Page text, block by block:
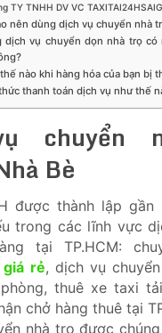
TY TNHH DV VC
nên dùng dịch vụ chuyển nhà
dịch vụ chuyển dọn nhà trọ có
thế nào khi hàng hóa của bạn bị
thanh toán dịch vụ như thế
chuyển
Bè
được thành lập gần
trong các lĩnh vực
tại TP.HCM:
giá rẻ, dịch vụ
thuê xe taxi
chở hàng thuê tại
nhà trọ được